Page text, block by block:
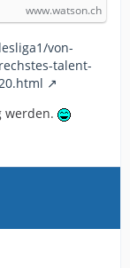
www.watson.ch
von-
talent-
werden.